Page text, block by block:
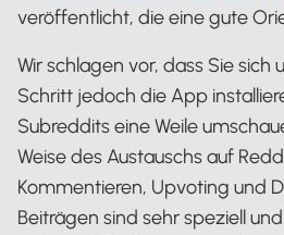
veröffentlicht, die eine gute
Wir schlagen vor, dass Sie
Schritt jedoch die App
Subreddits eine Weile
Weise des Austauschs auf
Kommentieren, Upvoting und
Beiträgen sind sehr speziell